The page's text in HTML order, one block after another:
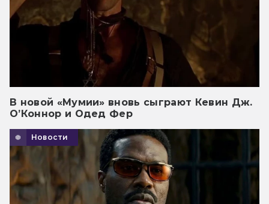
В новой «Мумии» вновь сыграют Кевин Дж.
О’Коннор и Одед Фер
Новости